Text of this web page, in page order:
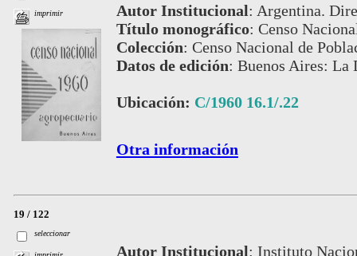
imprimir Autor Institucional: Argentina.
Título monográfico: Censo
Colección: Censo Nacional de
Datos de edición: Buenos Aires: La
Ubicación: C/1960 16.1/.22
Otra información
19 / 122
seleccionar
Autor Institucional: Instituto